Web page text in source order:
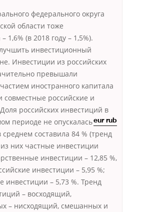
федерального округа
области тоже
1,6% (в 2018 году – 1,5%).
инвестиционный
Инвестиции из российских
превышали
иностранного капитала
совместные российские и
российских инвестиций в
eur rub
периоде не опускалась
составила 84 % (тренд
них частные инвестиции
инвестиции – 12,85 %,
инвестиции – 5,95 %;
инвестиции – 5,73 %. Тренд
– восходящий,
– нисходящий, смешанных и